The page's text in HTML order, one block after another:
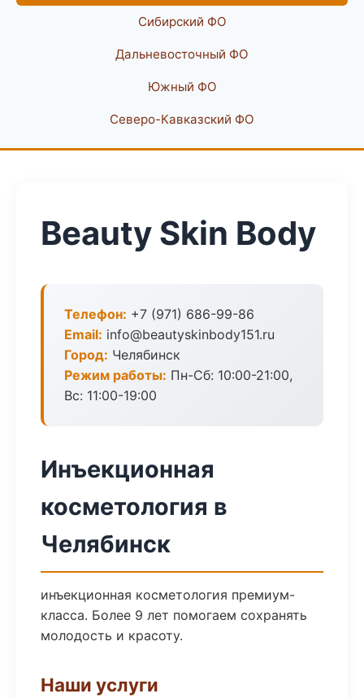
Сибирский ФО
Дальневосточный ФО
Южный ФО
Северо-Кавказский ФО
Beauty Skin Body
Телефон: +7 (971) 686-99-86
Email: info@beautyskinbody151.ru
Город: Челябинск
Режим работы: Пн-Сб: 10:00-21:00,
Вс: 11:00-19:00
Инъекционная
косметология в
Челябинск
инъекционная косметология премиум-
класса. Более 9 лет помогаем сохранять
молодость и красоту.
Наши услуги